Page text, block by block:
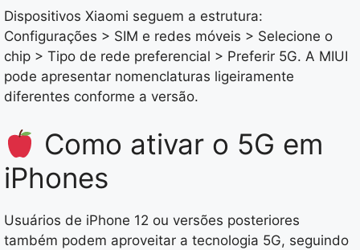
Dispositivos Xiaomi seguem a estrutura:
Configurações > SIM e redes móveis > Selecione o
chip > Tipo de rede preferencial > Preferir 5G. A MIUI
pode apresentar nomenclaturas ligeiramente
diferentes conforme a versão.
Como ativar o 5G em
iPhones
Usuários de iPhone 12 ou versões posteriores
também podem aproveitar a tecnologia 5G, seguindo